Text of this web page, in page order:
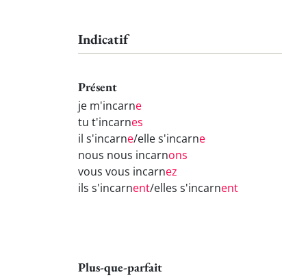
Indicatif
Présent
je m'incarne
tu t'incarnes
il s'incarne/elle s'incarne
nous nous incarnons
vous vous incarnez
ils s'incarnent/elles s'incarnent
Plus-que-parfait